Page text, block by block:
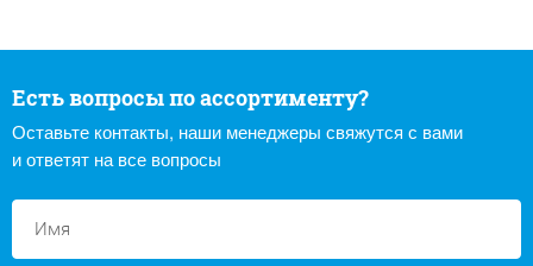
Есть вопросы по ассортименту?
Оставьте контакты, наши менеджеры свяжутся с вами
и ответят на все вопросы